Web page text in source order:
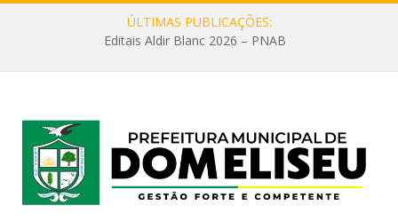
ÚLTIMAS PUBLICAÇÕES:
Editais Aldir Blanc 2026 – PNAB